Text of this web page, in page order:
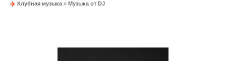
Клубная музыка » Музыка от DJ